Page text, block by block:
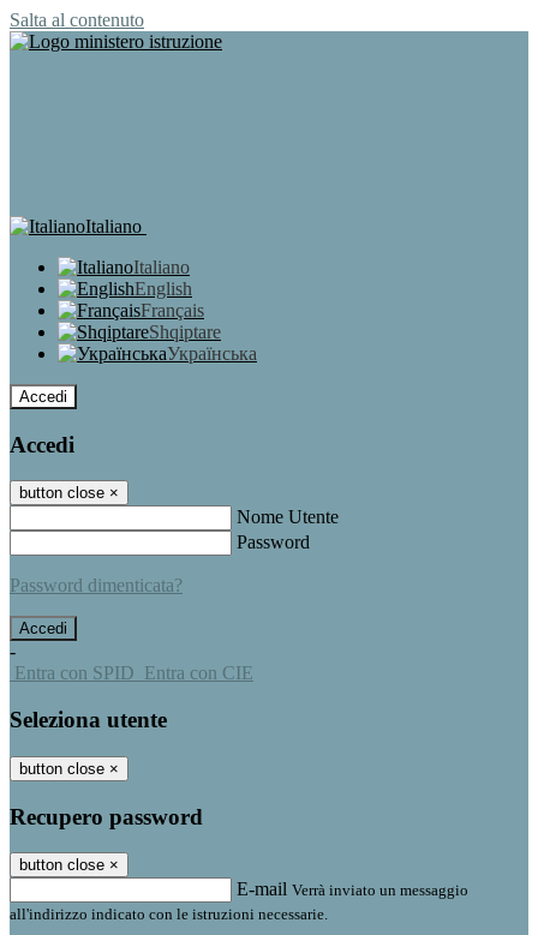
Salta al contenuto
Italiano
Italiano
English
Français
Shqiptare
Українська
Accedi
Accedi
button close ×
Nome Utente
Password
Password dimenticata?
-
Entra con SPID Entra con CIE
Seleziona utente
button close ×
Recupero password
button close ×
E-mail Verrà inviato un messaggio
all'indirizzo indicato con le istruzioni necessarie.